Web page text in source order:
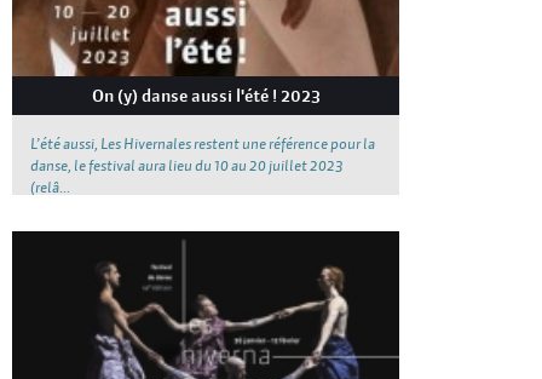
On (y) danse aussi l'été ! 2023
L’été aussi, Les Hivernales restent une référence pour la
danse, le festival aura lieu du 10 au 20 juillet 2023
(relâ...